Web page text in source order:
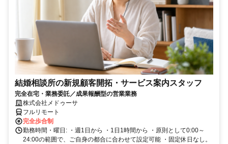
結婚相談所の新規顧客開拓・サービス案内スタッフ
完全在宅・業務委託／成果報酬型の営業業務
株式会社メドゥーサ
フルリモート
完全歩合制
勤務時間・曜日: ・週1日から ・1日1時間から ・原則として0:00～
24:00の範囲で、ご自身の都合に合わせて設定可能 ・固定休日なし。